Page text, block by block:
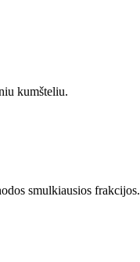
kumšteliu.
smulkiausios frakcijos.